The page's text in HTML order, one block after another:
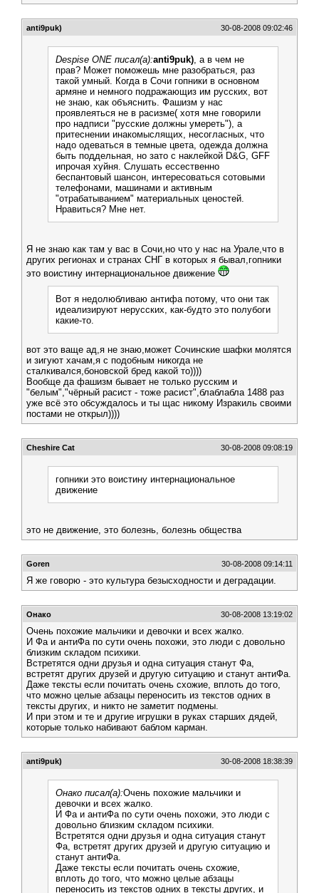
anti9puk) 30-08-2008 09:02:46
Despise ONE писал(а):anti9puk), а в чем не
прав? Может поможешь мне разобраться, раз
такой умный. Когда в Сочи гопники в основном
армяне и немного подражающиз им русских, вот
не знаю, как объяснить. Фашизм у нас
проявлеяться не в расизме( хотя мне говорили
про надписи "русские должны умереть"), а
притеснении инакомыслящих, несогласных, что
надо одеваться в темные цвета, одежда должна
быть поддельная, но зато с наклейкой D&G, GFF
ипрочая хуйня. Слушать ессественно
беспантовый шансон, интересоваться сотовыми
телефонами, машинами и активным
"отрабатыванием" материальных ценостей.
Нравиться? Мне нет.
Я не знаю как там у вас в Сочи,но что у нас на Урале,что в
других регионах и странах СНГ в которых я бывал,гопники
это воистину интернациональное движение
Вот я недолюбливаю антифа потому, что они так
идеализируют нерусских, как-будто это полубоги
какие-то.
вот это ваще ад,я не знаю,может Сочинские шафки молятся
и зигуют хачам,я с подобным никогда не
сталкивался,боновской бред какой то))))
Вообще да фашизм бывает не только русским и
"белым","чёрный расист - тоже расист",блаблабла 1488 раз
уже всё это обсуждалось и ты щас никому Изракиль своими
постами не открыл))))
Cheshire Cat 30-08-2008 09:08:19
гопники это воистину интернациональное
движение
это не движение, это болезнь, болезнь общества
Goren 30-08-2008 09:14:11
Я же говорю - это культура безысходности и деградации.
Онако 30-08-2008 13:19:02
Очень похожие мальчики и девочки и всех жалко.
И Фа и антиФа по сути очень похожи, это люди с довольно
близким складом психики.
Встретятся одни друзья и одна ситуация станут Фа,
встретят других друзей и другую ситуацию и станут антиФа.
Даже тексты если почитать очень схожие, вплоть до того,
что можно целые абзацы переносить из текстов одних в
тексты других, и никто не заметит подмены.
И при этом и те и другие игрушки в руках старших дядей,
которые только набивают баблом карман.
anti9puk) 30-08-2008 18:38:39
Онако писал(а):Очень похожие мальчики и
девочки и всех жалко.
И Фа и антиФа по сути очень похожи, это люди с
довольно близким складом психики.
Встретятся одни друзья и одна ситуация станут
Фа, встретят других друзей и другую ситуацию и
станут антиФа.
Даже тексты если почитать очень схожие,
вплоть до того, что можно целые абзацы
переносить из текстов одних в тексты других, и